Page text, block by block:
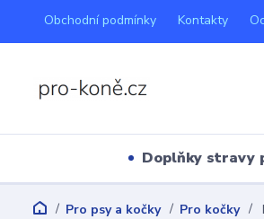
Obchodní podmínky Kontakty
Doplňky stravy
Pro psy a kočky Pro kočky